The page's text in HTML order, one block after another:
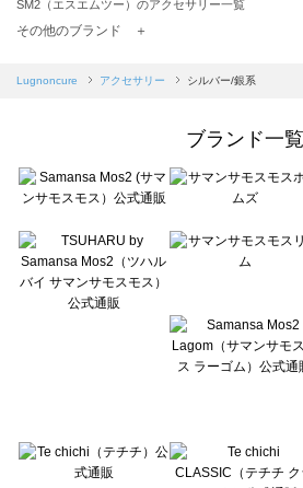
SM2（エスエムツー）のアクセサリー一覧
TSUHARU by Samansa Mos2（ツハルバイサマンサ
Samansa Mos2 blue（サマンサモスモス ブルー）の
sō4ū（ソウフォーユー）のアクセサリー一覧
Te chichi（テチチ）のアクセサリー一覧
Te chichi CLASSIC（テチチ クラシック）のアクセサ
Lugnoncure（ルノンキュール）のアクセサリー一覧
BETTY'S BLUE（べティーズブルー）のアクセサリ
Wpc.（ワールドパーティー）のアクセサリー一覧
その他のブランド ＋
Lugnoncure アクセサリー シルバー/銀系
ブランド一覧